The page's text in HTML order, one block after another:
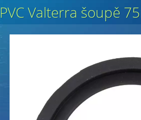
PVC Valterra šoupě